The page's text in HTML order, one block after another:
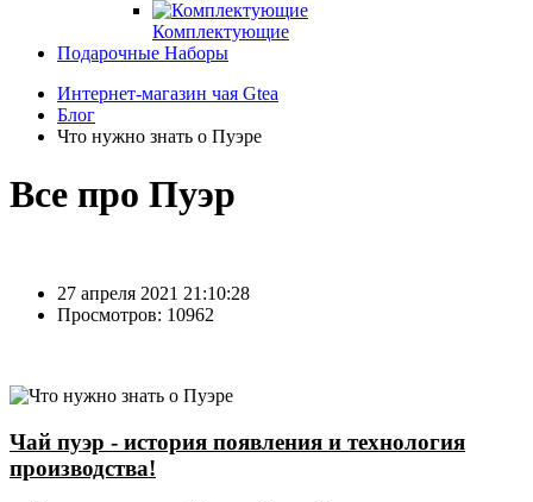
Комплектующие
Подарочные Наборы
Интернет-магазин чая Gtea
Блог
Что нужно знать о Пуэре
Все про Пуэр
27 апреля 2021 21:10:28
Просмотров: 10962
Чай пуэр - история появления и технология
производства!